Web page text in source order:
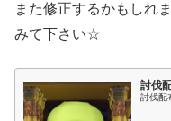
また修正するかもしれ
みて下さい☆
討伐
討伐配